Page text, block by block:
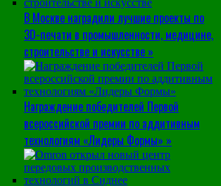
В Москве наградили лучшие проекты по
3D-печати в промышленности, медицине,
строительстве и искусстве »
Награждение победителей Первой
всероссийской премии по аддитивным
технологиям «Лидеры Формы» »